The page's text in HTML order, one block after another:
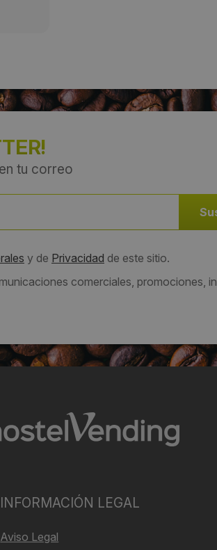
tu correo
y de Privacidad de este sitio.
comerciales, promociones,
INFORMACIÓN LEGAL
Aviso Legal